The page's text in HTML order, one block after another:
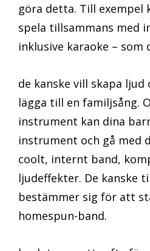
göra detta. Till exempel
spela tillsammans med
inklusive karaoke – som
de kanske vill skapa
lägga till en familjsång.
instrument kan dina
instrument och gå med
coolt, internt band,
ljudeffekter. De kanske
bestämmer sig för att
homespun-band.